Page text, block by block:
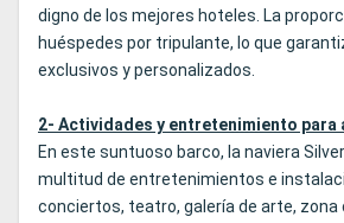
digno de los mejores hoteles. La
huéspedes por tripulante, lo que
exclusivos y personalizados.
2- Actividades y entretenimiento para
En este suntuoso barco, la naviera
multitud de entretenimientos e
conciertos, teatro, galería de arte, zona